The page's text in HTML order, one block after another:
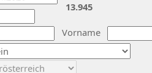
Vorname
13.945